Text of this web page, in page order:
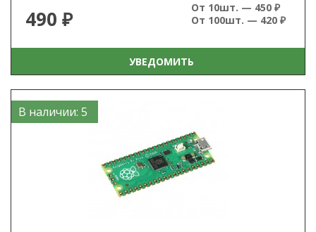
490 ₽
От 10шт. — 450 ₽
От 100шт. — 420 ₽
УВЕДОМИТЬ
В наличии: 5